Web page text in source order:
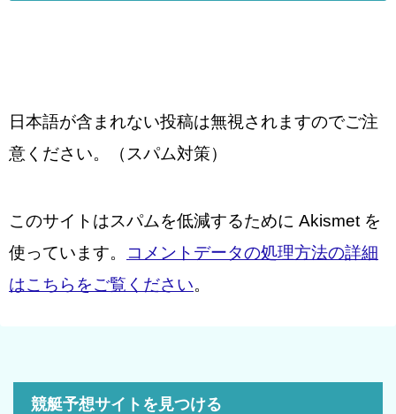
日本語が含まれない投稿は無視されますのでご注
意ください。（スパム対策）
このサイトはスパムを低減するために Akismet を
使っています。
コメントデータの処理方法の詳細
はこちらをご覧ください。
競艇予想サイトを見つける